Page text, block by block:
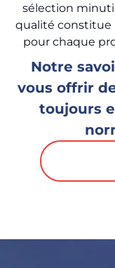
sélection
qualité constitue
pour chaque
Notre
vous offrir
toujours